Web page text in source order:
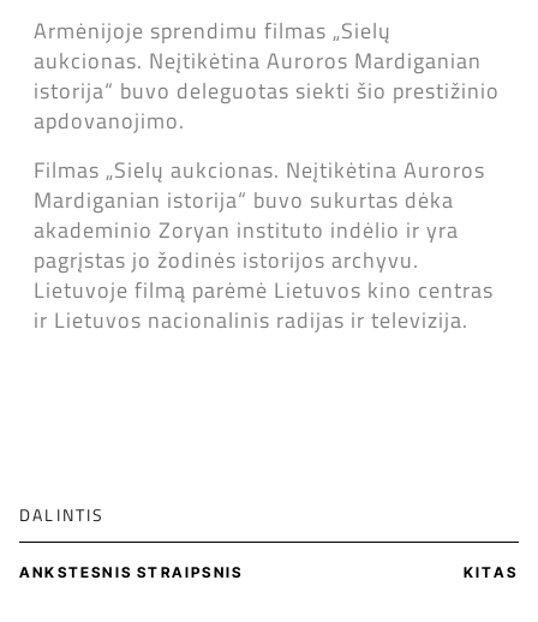
Armėnijoje sprendimu filmas „Sielų
aukcionas. Neįtikėtina Auroros Mardiganian
istorija“ buvo deleguotas siekti šio prestižinio
apdovanojimo.
Filmas „Sielų aukcionas. Neįtikėtina Auroros
Mardiganian istorija“ buvo sukurtas dėka
akademinio Zoryan instituto indėlio ir yra
pagrįstas jo žodinės istorijos archyvu.
Lietuvoje filmą parėmė Lietuvos kino centras
ir Lietuvos nacionalinis radijas ir televizija.
DALINTIS
ANKSTESNIS STRAIPSNIS KITAS